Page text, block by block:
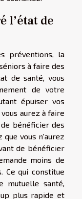
l’état de
préventions, la
à faire des
de santé, vous
de votre
épuiser vos
aurez à faire
bénéficier des
vous n’aurez
de bénéficier
moins de
Ce qui constitue
mutuelle santé,
plus rapide et